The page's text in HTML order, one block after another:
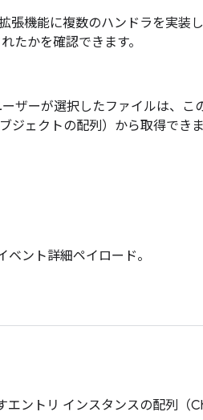
張機能に複数のハンドラを実装
たかを確認できます。
ザーが選択したファイルは、こ
ジェクトの配列）から取得できま
ント詳細ペイロード。
エントリ インスタンスの配列（